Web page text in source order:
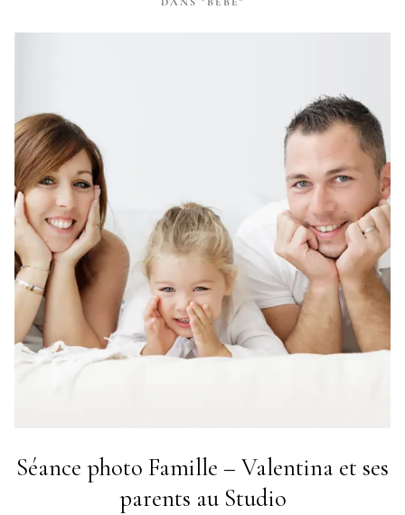
Séance photo Famille – Valentina et ses
parents au Studio